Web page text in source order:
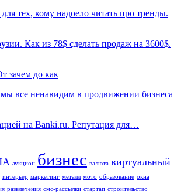
тех, кому надоело читать про тренды.
Как из 78$ сделать продаж на 3600$.
зачем до как
все ненавидим в продвижении бизнеса
на Banki.ru. Репутация для…
аукцион бизнес валюта виртуальный
интерьер маркетинг металл мото образование окна
развлечения смс-рассылки стартап строительство